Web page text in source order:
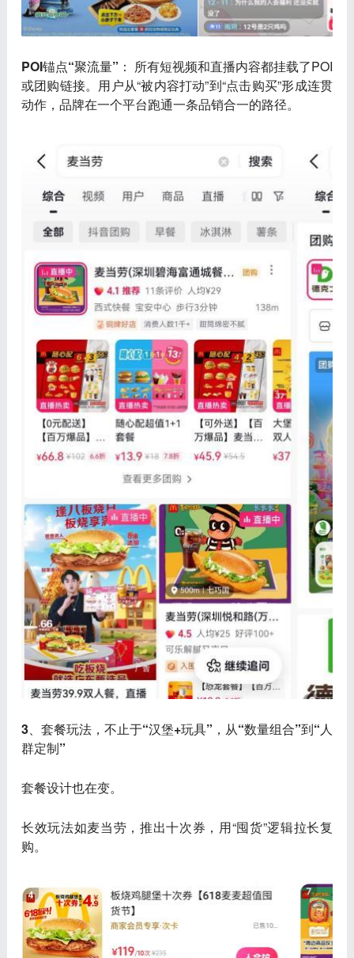
POI锚点“聚流量” ： 所有短视频和直播内容都挂载了POI
或团购链接。用户从“被内容打动”到“点击购买”形成连贯
动作，品牌在一个平台跑通一条品销合一的路径。
3、套餐玩法，不止于“汉堡+玩具”，从“数量组合”到“人
群定制”
套餐设计也在变。
长效玩法如麦当劳，推出十次券，用“囤货”逻辑拉长复
购。